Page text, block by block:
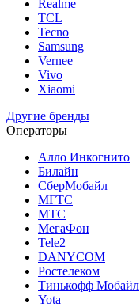
Realme
TCL
Tecno
Samsung
Vernee
Vivo
Xiaomi
Другие бренды
Операторы
Алло Инкогнито
Билайн
СберМобайл
МГТС
МТС
МегаФон
Tele2
DANYCOM
Ростелеком
Тинькофф Мобайл
Yota